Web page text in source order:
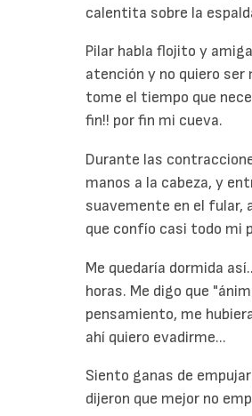
calentita sobre la
Pilar habla flojito y
atención y no quiero ser
tome el tiempo que
fin!! por fin mi cueva.
Durante las
manos a la cabeza, y
suavemente en el fular,
que confío casi todo mi
Me quedaría dormida
horas. Me digo que
pensamiento, me
ahí quiero evadirme...
Siento ganas de
dijeron que mejor no